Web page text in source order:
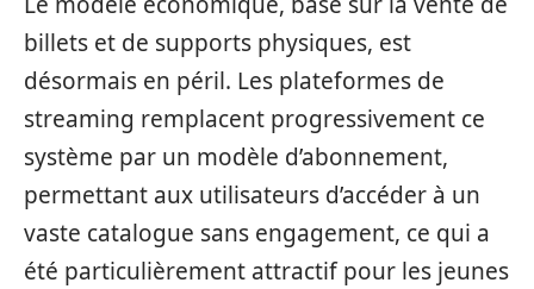
billets et de supports physiques, est
désormais en péril. Les plateformes de
streaming remplacent progressivement ce
système par un modèle d’abonnement,
permettant aux utilisateurs d’accéder à un
vaste catalogue sans engagement, ce qui a
été particulièrement attractif pour les jeunes